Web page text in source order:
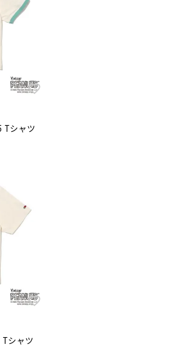
Tシャツ
Tシャツ